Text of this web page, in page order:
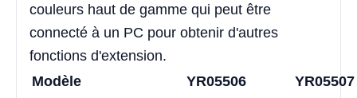
couleurs haut de gamme qui peut être
connecté à un PC pour obtenir d'autres
fonctions d'extension.
Modèle
YR05506
YR05507